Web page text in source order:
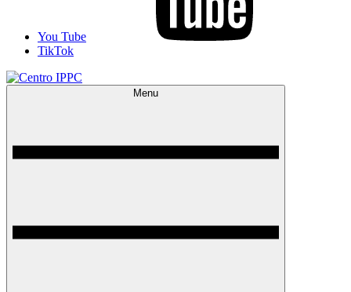
You Tube
TikTok
Menu